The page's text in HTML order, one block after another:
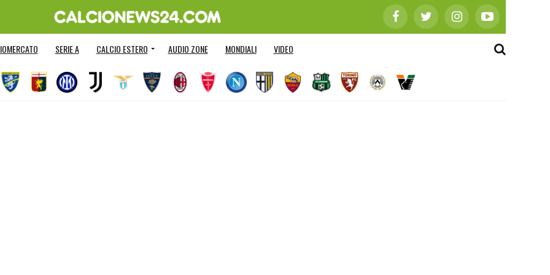
SERIE A CALCIO ESTERO AUDIO ZONE MONDIALI VIDEO